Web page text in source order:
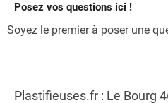
Posez vos questions ici !
Soyez le premier à poser une
Plastifieuses.fr : Le Bourg